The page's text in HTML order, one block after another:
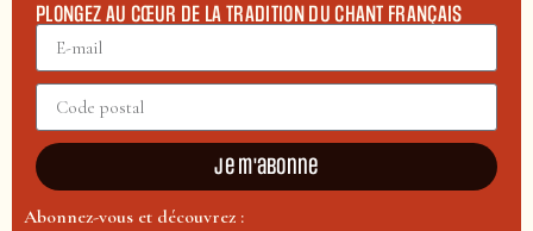
PLONGEZ AU CŒUR DE LA TRADITION DU CHANT FRANÇAIS
Je m'abonne
Abonnez-vous et découvrez :